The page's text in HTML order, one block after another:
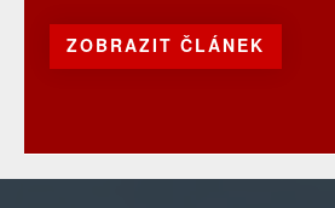
ZOBRAZIT ČLÁNEK